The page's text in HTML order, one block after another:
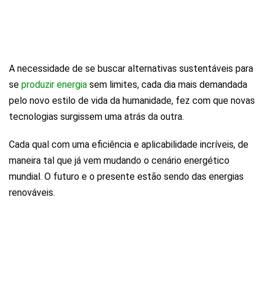
A necessidade de se buscar alternativas sustentáveis para
se produzir energia sem limites, cada dia mais demandada
pelo novo estilo de vida da humanidade, fez com que novas
tecnologias surgissem uma atrás da outra.
Cada qual com uma eficiência e aplicabilidade incríveis, de
maneira tal que já vem mudando o cenário energético
mundial. O futuro e o presente estão sendo das energias
renováveis.